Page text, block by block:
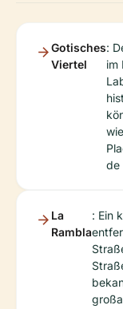
Gotisches
Viertel
:
im
de
La
Rambla
: Ein